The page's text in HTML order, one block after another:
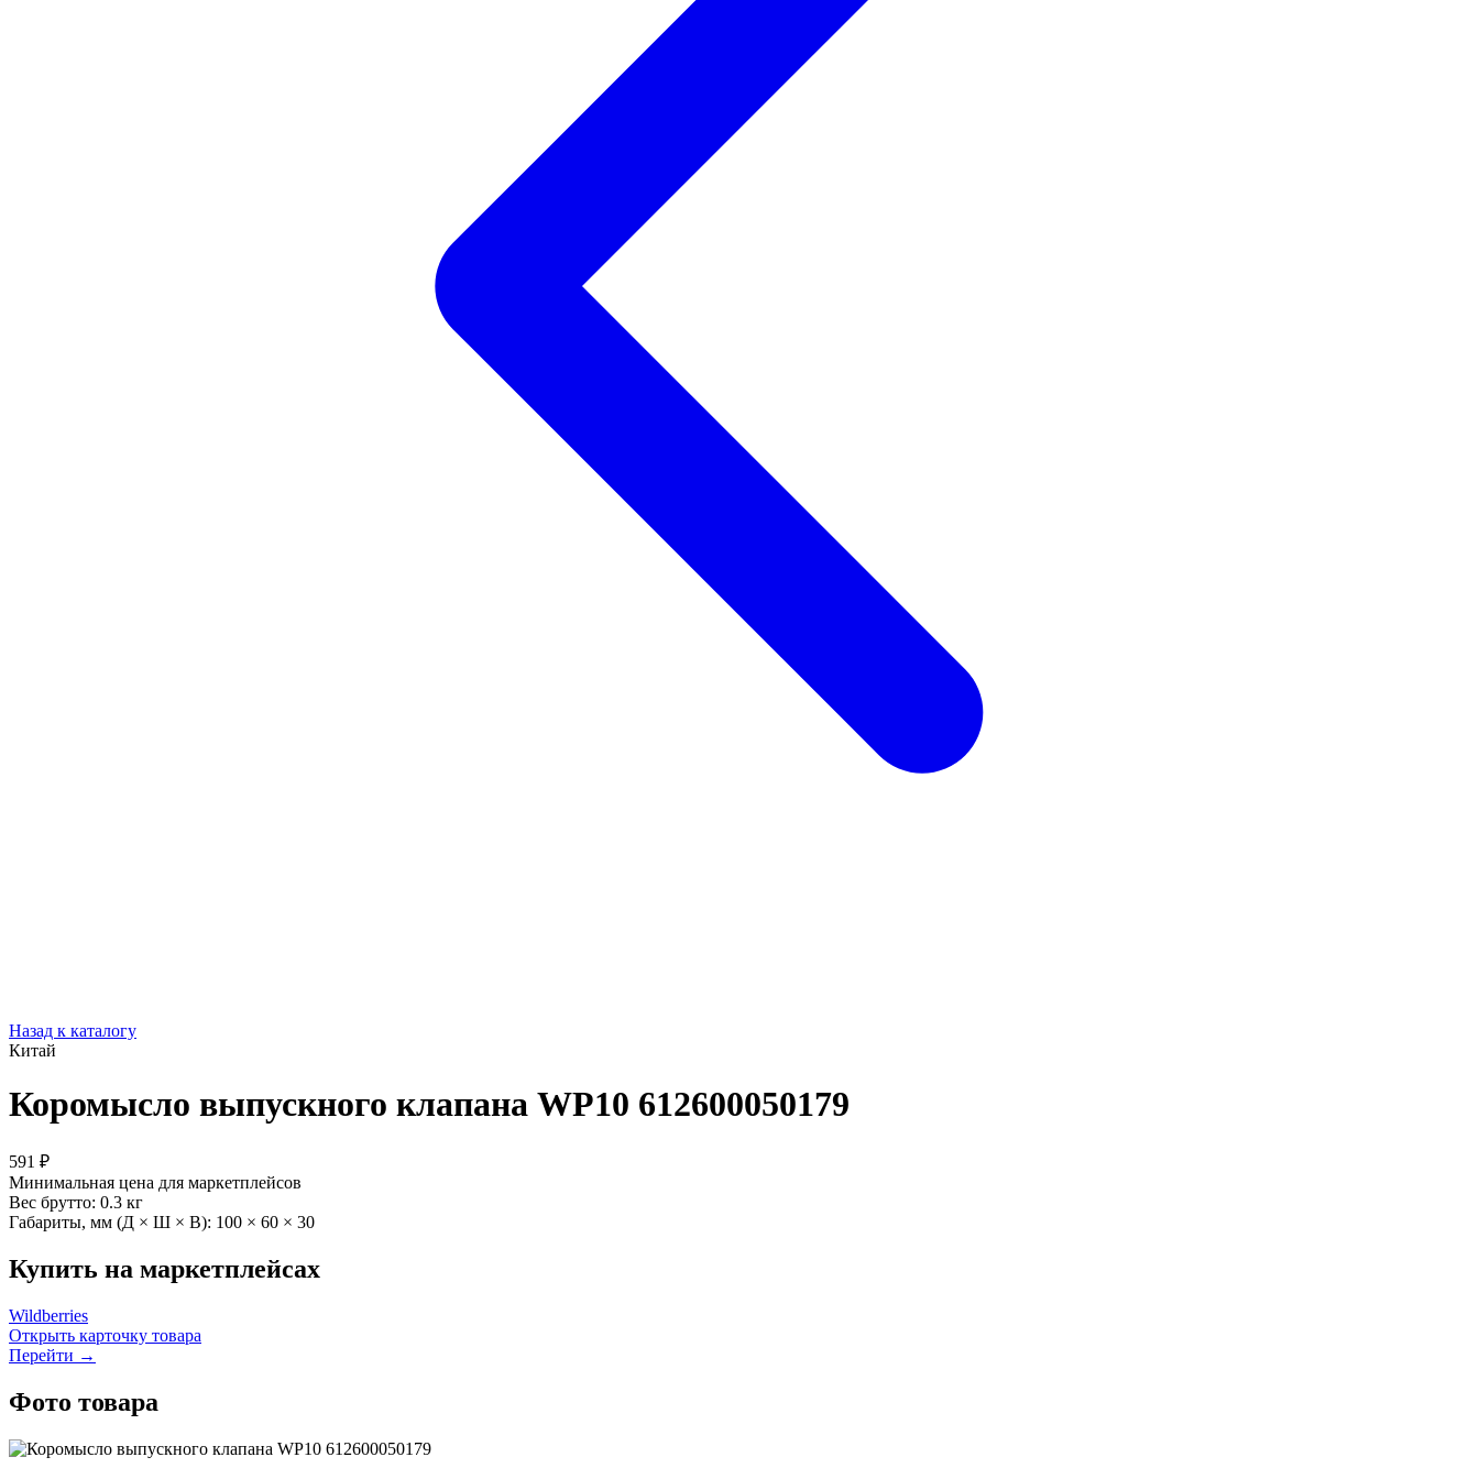
Назад к каталогу
Китай
Коромысло выпускного клапана WP10 612600050179
591 ₽
Минимальная цена для маркетплейсов
Вес брутто: 0.3 кг
Габариты, мм (Д × Ш × В): 100 × 60 × 30
Купить на маркетплейсах
Wildberries
Открыть карточку товара
Перейти →
Фото товара